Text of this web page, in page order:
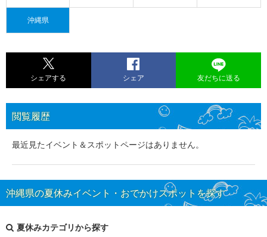
沖縄県
シェアする シェア 友だちに送る
閲覧履歴
最近見たイベント＆スポットページはありません。
沖縄県の夏休みイベント・おでかけスポットを探す
夏休みカテゴリから探す